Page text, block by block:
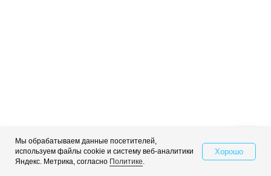
Свяжитесь с нами
Мы обрабатываем данные посетителей,
используем файлы cookie и систему веб-аналитики
Яндекс. Метрика, согласно Политике.
Хорошо